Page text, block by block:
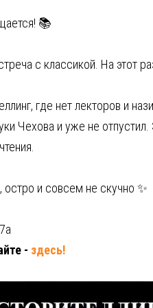
📚
с классикой. На этот
где нет лекторов и
Чехова и уже не
и совсем не скучно ✨
- здесь!